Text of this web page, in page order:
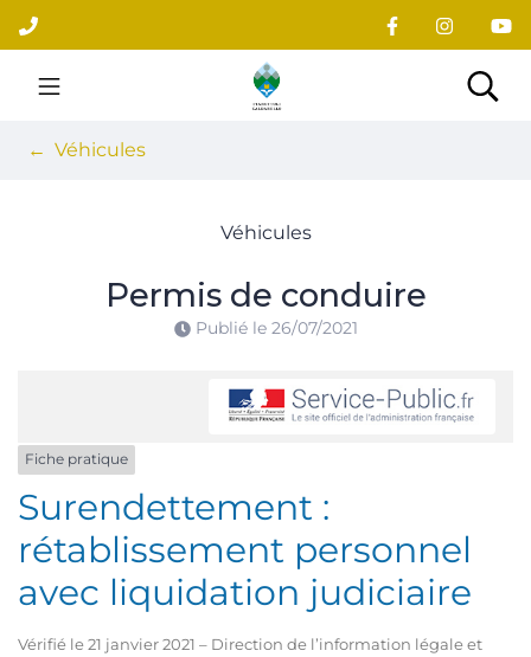
Aller
au
contenu
Site officiel du village
Véhicules
Véhicules
Permis de conduire
Publié le 26/07/2021
Fiche pratique
Surendettement :
rétablissement personnel
avec liquidation judiciaire
Vérifié le 21 janvier 2021 – Direction de l’information légale et